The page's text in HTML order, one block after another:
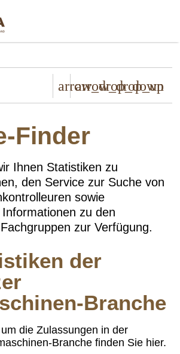
arrow_drop_down
arrow_drop_up
Finder
Ihnen Statistiken zu
den Service zur Suche von
sowie
zu den
zur Verfügung.
der
Branche
die Zulassungen in der
Branche finden Sie hier.